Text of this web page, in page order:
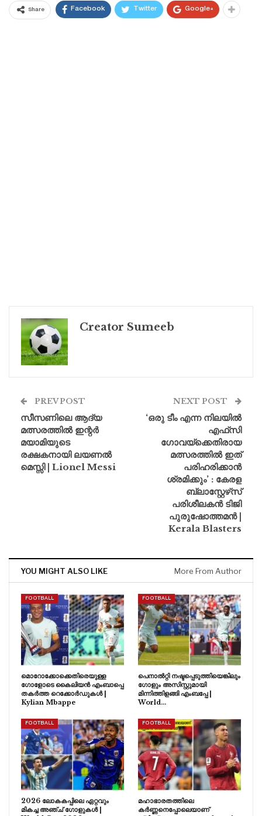
Share Facebook Twitter Google+
Creator Sumeeb
PREV POST
സീസണിലെ ആദ്യ
മത്സരത്തിൽ ഇന്റർ
മയാമിയുടെ
രക്ഷകനായി ലയണൽ
മെസ്സി | Lionel Messi
NEXT POST
‘ഒരു ടീം എന്ന നിലയിൽ
എഫ്‌സി
ഗോവയ്‌ക്കെതിരായ
മത്സരത്തിൽ ഇത്
പരിഹരിക്കാൻ
ശ്രമിക്കും’ : കേരള
ബ്ലാസ്റ്റേഴ്‌സ്
പരിശീലകൻ ടിജി
പുരുഷോത്തമൻ |
Kerala Blasters
YOU MIGHT ALSO LIKE More From Author
FOOTBALL
മൊറോക്കോക്കെതിരെയുള്ള
ഗോളോടെ കൈലിയൻ എംബാപ്പെ
തകർത്ത റെക്കോർഡുകൾ |
Kylian Mbappe
FOOTBALL
പെനാൽറ്റി നഷ്ടപ്പെടുത്തിയെങ്കിലും
ഗോളും അസിസ്റ്റുമായി
മിന്നിത്തിളങ്ങി എംബപ്പേ |
World…
FOOTBALL
2026 ലോകകപ്പിലെ ഏറ്റവും
മികച്ച അഞ്ച് ഗോളുകൾ |
FOOTBALL
മഹാഭാരതത്തിലെ
കർണ്ണനെപ്പോലെയാണ്